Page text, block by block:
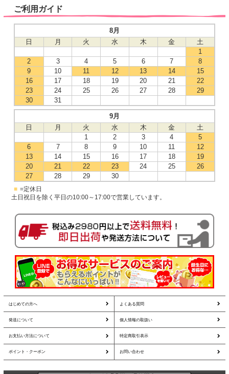
ご利用ガイド
8月
日
月 火 水 木 金
土
1
2
3 4 5 6 7
8
9
10 11 12 13 14
15
16
17 18 19 20 21
22
23
24 25 26 27 28
29
30
31
9月
日
月 火 水 木 金
土
1
2 3 4
5
6
7 8 9 10 11
12
13
14 15 16 17 18
19
20
21 22 23 24 25
26
27
28 29 30
■ =定休日
土日祝日を除く平日の10:00～17:00で営業しています。
はじめての方へ よくある質問
発送について 個人情報の取扱い
お支払い方法について 特定商取引表示
ポイント・クーポン お問い合わせ